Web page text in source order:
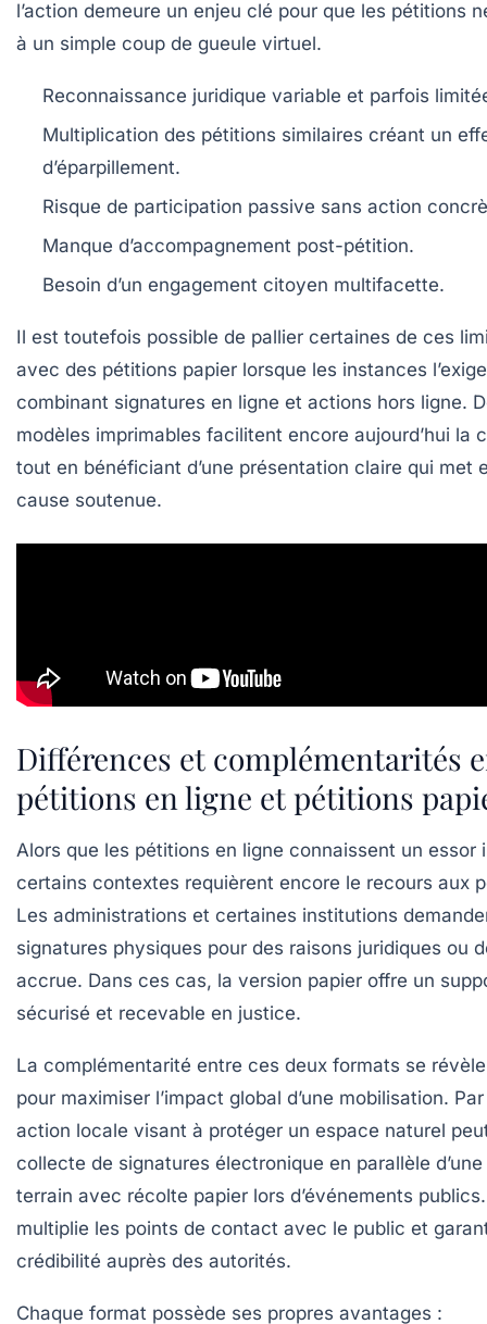
l’action demeure un enjeu clé pour que les pétitions
à un simple coup de gueule virtuel.
Reconnaissance juridique variable et parfois
Multiplication des pétitions similaires créant un
d’éparpillement.
Risque de participation passive sans action
Manque d’accompagnement post-pétition.
Besoin d’un engagement citoyen multifacette.
Il est toutefois possible de pallier certaines de ces
avec des pétitions papier lorsque les instances
combinant signatures en ligne et actions hors ligne.
modèles imprimables facilitent encore aujourd’hui la
tout en bénéficiant d’une présentation claire qui met
cause soutenue.
Différences et complémentarités
pétitions en ligne et pétitions
Alors que les pétitions en ligne connaissent un essor
certains contextes requièrent encore le recours aux
Les administrations et certaines institutions
signatures physiques pour des raisons juridiques ou
accrue. Dans ces cas, la version papier offre un
sécurisé et recevable en justice.
La complémentarité entre ces deux formats se
pour maximiser l’impact global d’une mobilisation.
action locale visant à protéger un espace naturel
collecte de signatures électronique en parallèle
terrain avec récolte papier lors d’événements
multiplie les points de contact avec le public et
crédibilité auprès des autorités.
Chaque format possède ses propres avantages :